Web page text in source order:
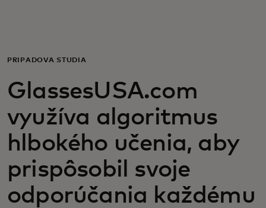
Pre firmy
Pre svet
Pre inovátorov
Novinky a trendy
PRÍPADOVÁ ŠTÚDIA
GlassesUSA.com
využíva algoritmus
hlbokého učenia, aby
prispôsobil svoje
odporúčania každému